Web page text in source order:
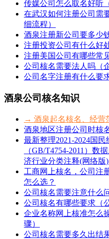
传媒公司怎么取名好听
在武汉如何注册公司需
细流程）
酒泉注册新公司要多少
注册投资公司有什么好
注册美国公司有哪些常
公司核名需要法人吗（
公司名字注册有什么要
酒泉公司核名知识
→ 酒泉起名核名、经营
酒泉地区注册公司时核
最新整理2021-2024国
（GB/T4754-2011）数
济行业分类注释(网络版)
工商网上核名，公司注
怎么选？
公司核名需要注意什么
公司核名有哪些要求（
企业名称网上核准怎么
骤）
公司核名需要多久出结